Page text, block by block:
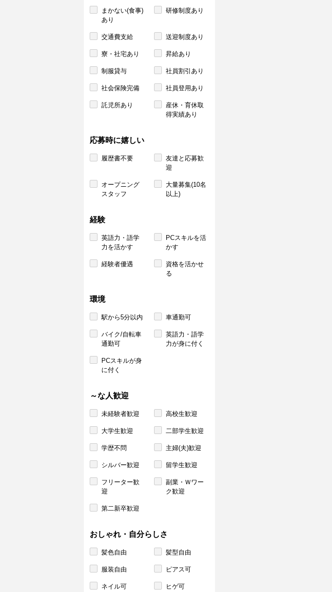
まかない(食事)
あり
研修制度あり
交通費支給 送迎制度あり
寮・社宅あり 昇給あり
制服貸与 社員割引あり
社会保険完備 社員登用あり
託児所あり
産休・育休取
得実績あり
応募時に嬉しい
履歴書不要
友達と応募歓
迎
オープニング
スタッフ
大量募集(10名
以上)
経験
英語力・語学
力を活かす
PCスキルを活
かす
経験者優遇
資格を活かせ
る
環境
駅から5分以内 車通勤可
バイク/自転車
通勤可
英語力・語学
力が身に付く
PCスキルが身
に付く
～な人歓迎
未経験者歓迎 高校生歓迎
大学生歓迎 二部学生歓迎
学歴不問 主婦(夫)歓迎
シルバー歓迎 留学生歓迎
フリーター歓
迎
副業・Ｗワー
ク歓迎
第二新卒歓迎
おしゃれ・自分らしさ
髪色自由 髪型自由
服装自由 ピアス可
ネイル可 ヒゲ可